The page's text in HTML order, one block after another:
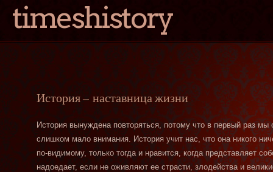
timeshistory
История — наставница жизни
История вынуждена повторяться, потому что в первый раз
слишком мало внимания. История учит нас, что она никого
по-видимому, только тогда и нравится, когда представляет
надоедает, если не оживляют ее страсти, злодейства и